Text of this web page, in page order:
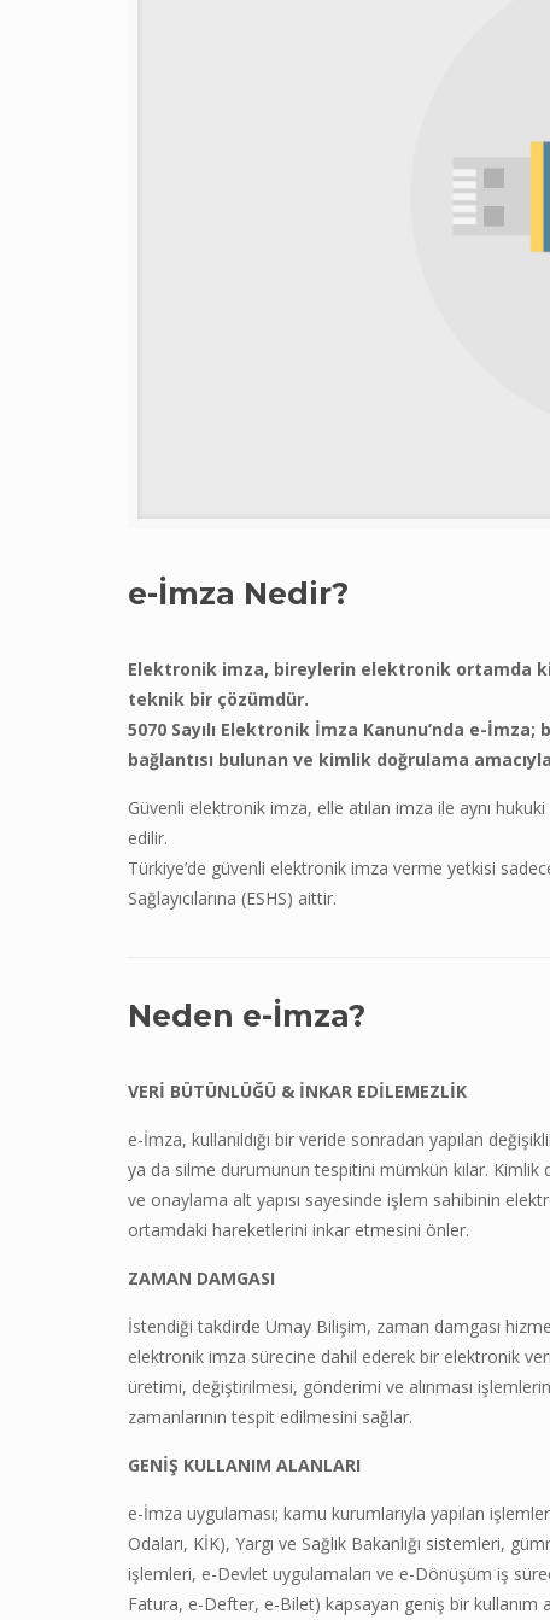
e-İmza Nedir?
Elektronik imza, bireylerin elektronik ortamda
teknik bir çözümdür.
5070 Sayılı Elektronik İmza Kanunu’nda e-
bağlantısı bulunan ve kimlik doğrulama
Güvenli elektronik imza, elle atılan imza ile aynı
edilir.
Türkiye’de güvenli elektronik imza verme yetkisi
Sağlayıcılarına (ESHS) aittir.
Neden e-İmza?
VERİ BÜTÜNLÜĞÜ & İNKAR EDİLEMEZLİK
e-İmza, kullanıldığı bir veride sonradan yapılan
ya da silme durumunun tespitini mümkün kılar. Kimlik
ve onaylama alt yapısı sayesinde işlem sahibinin
ortamdaki hareketlerini inkar etmesini önler.
ZAMAN DAMGASI
İstendiği takdirde Umay Bilişim, zaman damgası
elektronik imza sürecine dahil ederek bir elektronik
üretimi, değiştirilmesi, gönderimi ve alınması
zamanlarının tespit edilmesini sağlar.
GENİŞ KULLANIM ALANLARI
e-İmza uygulaması; kamu kurumlarıyla yapılan
Odaları, KİK), Yargı ve Sağlık Bakanlığı sistemleri,
işlemleri, e-Devlet uygulamaları ve e-Dönüşüm iş
Fatura, e-Defter, e-Bilet) kapsayan geniş bir kullanım